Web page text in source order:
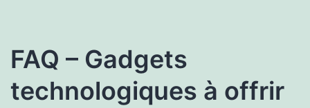
FAQ – Gadgets
technologiques à offrir